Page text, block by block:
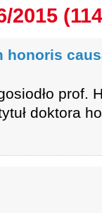
2015
honoris
prof.
doktora